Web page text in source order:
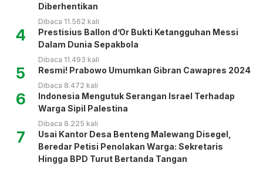
Diberhentikan
Dibaca 11.562 kali
4
Prestisius Ballon d’Or Bukti Ketangguhan Messi
Dalam Dunia Sepakbola
Dibaca 11.493 kali
5 Resmi! Prabowo Umumkan Gibran Cawapres 2024
Dibaca 8.472 kali
6
Indonesia Mengutuk Serangan Israel Terhadap
Warga Sipil Palestina
Dibaca 8.225 kali
7
Usai Kantor Desa Benteng Malewang Disegel,
Beredar Petisi Penolakan Warga: Sekretaris
Hingga BPD Turut Bertanda Tangan